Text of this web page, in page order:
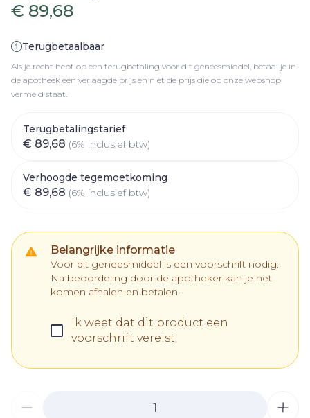
€ 89,68
Terugbetaalbaar
Als je recht hebt op een terugbetaling voor dit geneesmiddel, betaal je in
de apotheek een verlaagde prijs en niet de prijs die op onze webshop
vermeld staat.
Terugbetalingstarief
€ 89,68 (6% inclusief btw)
Verhoogde tegemoetkoming
€ 89,68 (6% inclusief btw)
Belangrijke informatie
Voor dit geneesmiddel is een voorschrift nodig.
Na beoordeling door de apotheker kan je het
komen afhalen en betalen.
Ik weet dat dit product een
voorschrift vereist.